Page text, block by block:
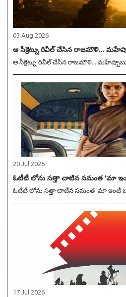
03 Aug 2026
ఆ సీక్రెట్ను రివీల్ చేసిన రాజమౌళి...
ఆ సీక్రెట్ను రివీల్ చేసిన రాజమౌళి... మహేష్బాబు
20 Jul 2026
ఓటీటీ లోను సత్తా చాటిన సమంత 'మా
ఓటీటీ లోను సత్తా చాటిన సమంత 'మా ఇంటి
17 Jul 2026